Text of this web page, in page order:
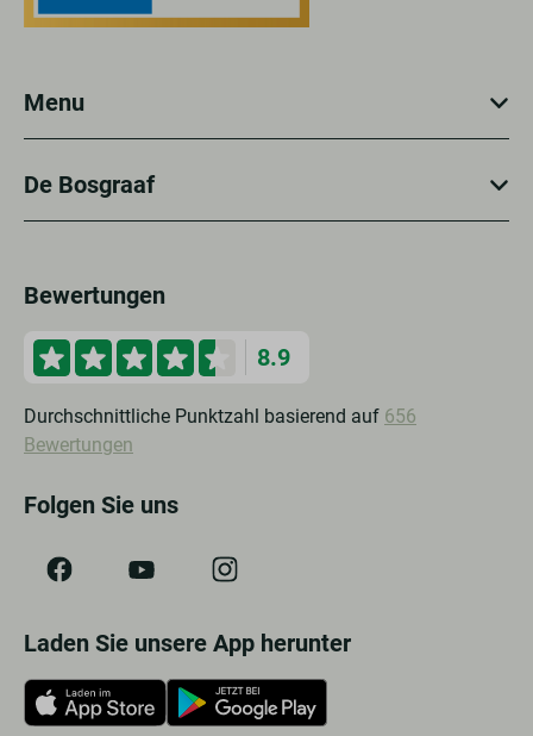
Menu
De Bosgraaf
Bewertungen
8.9
Durchschnittliche Punktzahl basierend auf 656
Bewertungen
Folgen Sie uns
Laden Sie unsere App herunter